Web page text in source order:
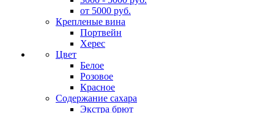
от 5000 руб.
Крепленые вина
Портвейн
Херес
Цвет
Белое
Розовое
Красное
Содержание сахара
Экстра брют